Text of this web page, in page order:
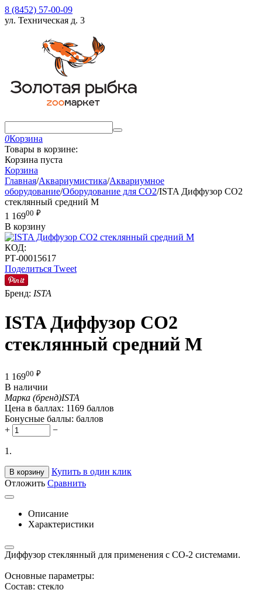
8 (8452) 57-00-09
ул. Техническая д. 3
0Корзина
Товары в корзине:
Корзина пуста
Корзина
Главная/Аквариумистика/Аквариумное
оборудование/Оборудование для CO2/ISTA Диффузор СО2
стеклянный средний М
1 16900 ₽
В корзину
КОД:
РТ-00015617
Поделиться Tweet
Бренд: ISTA
ISTA Диффузор СО2
стеклянный средний М
1 16900 ₽
В наличии
Марка (бренд)ISTA
Цена в баллах: 1169 баллов
Бонусные баллы: баллов
+
−
1.
В корзину
Купить в один клик
Отложить Сравнить
Описание
Характеристики
Диффузор стеклянный для применения с СО-2 системами.
Основные параметры:
Состав: стекло